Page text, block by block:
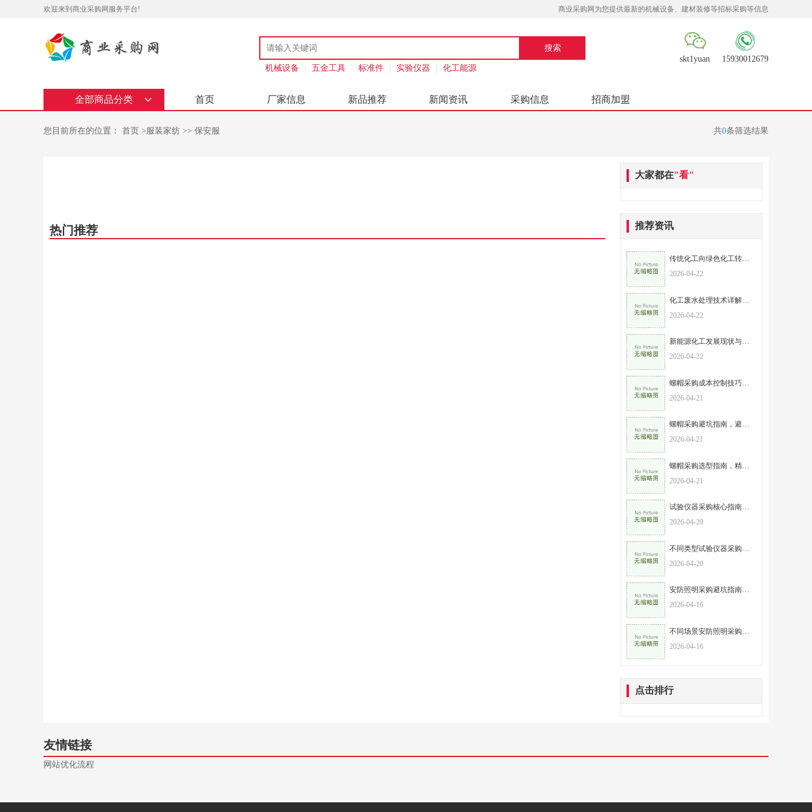
欢迎来到商业采购网服务平台! 商业采购网为您提供最新的机械设备、建材装修等招标采购等信息
机械设备 五金工具 标准件 实验仪器 化工能源
skt1yuan 15930012679
全部商品分类 首页 厂家信息 新品推荐 新闻资讯 采购信息 招商加盟
您目前所在的位置： 首页 >服装家纺 >> 保安服 共0条筛选结果
热门推荐
大家都在"看"
推荐资讯
传统化工向绿色化工转型的路径与策略
2026-04-22
化工废水处理技术详解，兼顾环保与效益
2026-04-22
新能源化工发展现状与趋势，助力“双碳”目标实现
2026-04-22
螺帽采购成本控制技巧，高效采购，实现性价比最大化
2026-04-21
螺帽采购避坑指南，避开这些误区，降低采购成本
2026-04-21
螺帽采购选型指南，精准匹配需求，规避采购风险
2026-04-21
试验仪器采购核心指南，新手也能避开陷阱，选对设备不踩坑
2026-04-20
2026-04-20
安防照明采购避坑指南，这6个误区一定要避开
2026-04-16
2026-04-16
点击排行
友情链接
网站优化流程